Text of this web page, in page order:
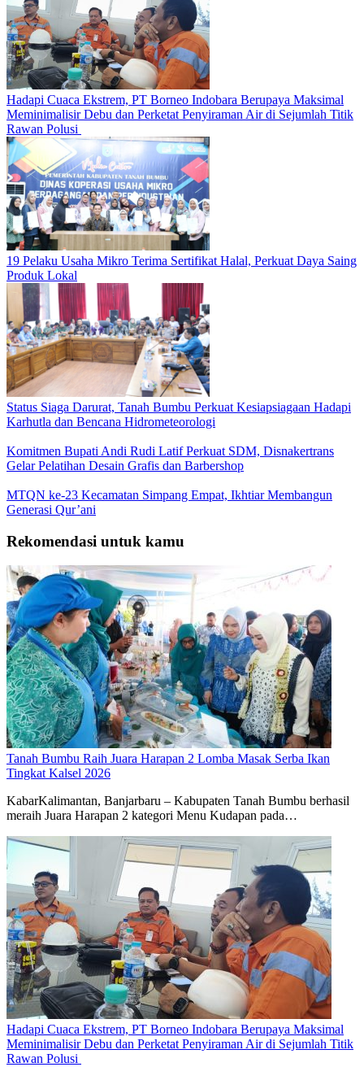
Hadapi Cuaca Ekstrem, PT Borneo Indobara Berupaya Maksimal
Meminimalisir Debu dan Perketat Penyiraman Air di Sejumlah Titik
Rawan Polusi
19 Pelaku Usaha Mikro Terima Sertifikat Halal, Perkuat Daya Saing
Produk Lokal
Status Siaga Darurat, Tanah Bumbu Perkuat Kesiapsiagaan Hadapi
Karhutla dan Bencana Hidrometeorologi
Komitmen Bupati Andi Rudi Latif Perkuat SDM, Disnakertrans
Gelar Pelatihan Desain Grafis dan Barbershop
MTQN ke-23 Kecamatan Simpang Empat, Ikhtiar Membangun
Generasi Qur’ani
Rekomendasi untuk kamu
Tanah Bumbu Raih Juara Harapan 2 Lomba Masak Serba Ikan
Tingkat Kalsel 2026
KabarKalimantan, Banjarbaru – Kabupaten Tanah Bumbu berhasil
meraih Juara Harapan 2 kategori Menu Kudapan pada…
Hadapi Cuaca Ekstrem, PT Borneo Indobara Berupaya Maksimal
Meminimalisir Debu dan Perketat Penyiraman Air di Sejumlah Titik
Rawan Polusi